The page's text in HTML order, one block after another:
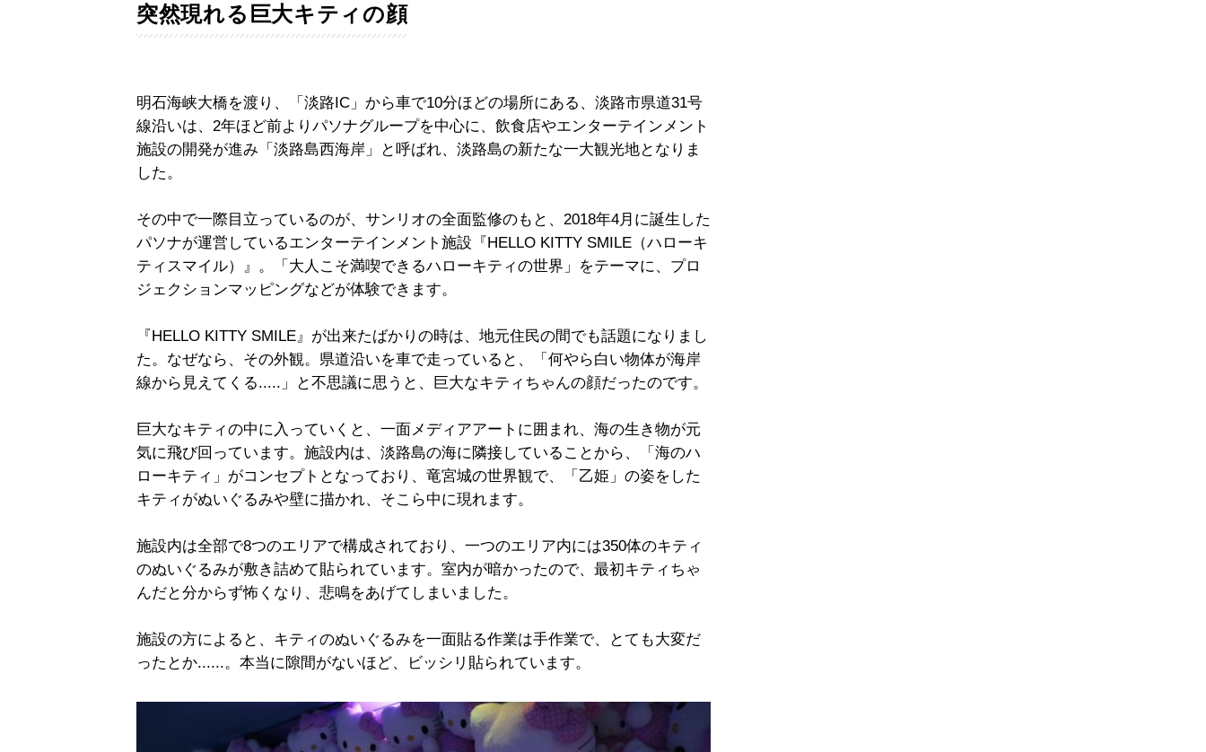
突然現れる巨大キティの顔
明石海峡大橋を渡り、「淡路IC」から車で10分ほどの場所にある、淡路市県道31号
線沿いは、2年ほど前よりパソナグループを中心に、飲食店やエンターテインメント
施設の開発が進み「淡路島西海岸」と呼ばれ、淡路島の新たな一大観光地となりま
した。
その中で一際目立っているのが、サンリオの全面監修のもと、2018年4月に誕生した
パソナが運営しているエンターテインメント施設『HELLO KITTY SMILE（ハローキ
ティスマイル）』。「大人こそ満喫できるハローキティの世界」をテーマに、プロ
ジェクションマッピングなどが体験できます。
『HELLO KITTY SMILE』が出来たばかりの時は、地元住民の間でも話題になりまし
た。なぜなら、その外観。県道沿いを車で走っていると、「何やら白い物体が海岸
線から見えてくる.....」と不思議に思うと、巨大なキティちゃんの顔だったのです。
巨大なキティの中に入っていくと、一面メディアアートに囲まれ、海の生き物が元
気に飛び回っています。施設内は、淡路島の海に隣接していることから、「海のハ
ローキティ」がコンセプトとなっており、竜宮城の世界観で、「乙姫」の姿をした
キティがぬいぐるみや壁に描かれ、そこら中に現れます。
施設内は全部で8つのエリアで構成されており、一つのエリア内には350体のキティ
のぬいぐるみが敷き詰めて貼られています。室内が暗かったので、最初キティちゃ
んだと分からず怖くなり、悲鳴をあげてしまいました。
施設の方によると、キティのぬいぐるみを一面貼る作業は手作業で、とても大変だ
ったとか......。本当に隙間がないほど、ビッシリ貼られています。